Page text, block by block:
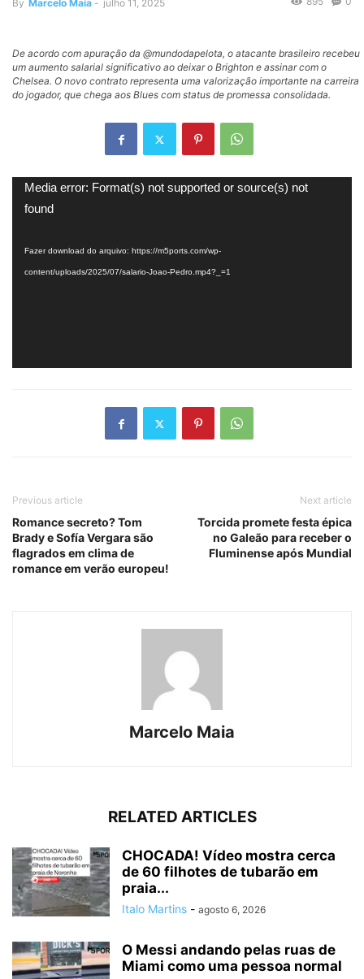
By Marcelo Maia - julho 11, 2025
De acordo com apuração da @mundodapelota, o atacante brasileiro recebeu
um aumento salarial significativo ao deixar o Brighton e assinar com o
Chelsea. O novo contrato representa uma valorização importante na carreira
do jogador, que chega aos Blues com status de promessa consolidada.
Tocador
de
Media error: Format(s) not supported or source(s) not
found
Fazer download do arquivo: https://m5ports.com/wp-
content/uploads/2025/07/salario-Joao-Pedro.mp4?_=1
Previous article
Romance secreto? Tom
Brady e Sofía Vergara são
flagrados em clima de
romance em verão europeu!
Next article
Torcida promete festa épica
no Galeão para receber o
Fluminense após Mundial
Marcelo Maia
RELATED ARTICLES
CHOCADA! Vídeo mostra cerca
de 60 filhotes de tubarão em
praia...
Italo Martins - agosto 6, 2026
O Messi andando pelas ruas de
Miami como uma pessoa normal